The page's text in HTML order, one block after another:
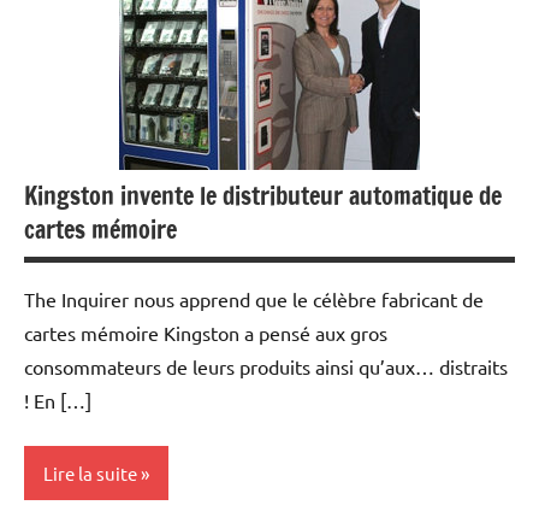
Periphériques
Kingston invente le distributeur automatique de
cartes mémoire
The Inquirer nous apprend que le célèbre fabricant de
cartes mémoire Kingston a pensé aux gros
consommateurs de leurs produits ainsi qu’aux… distraits
! En […]
Lire la suite